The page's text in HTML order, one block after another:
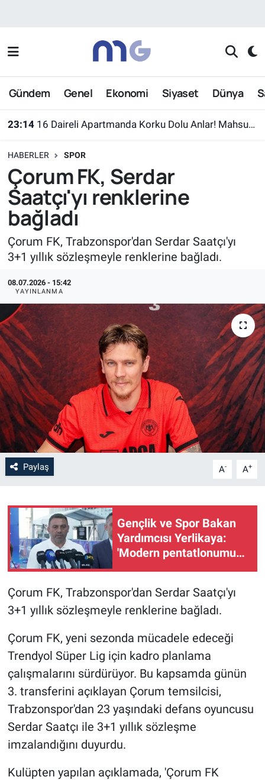
Gündem Genel Ekonomi Siyaset Dünya
23:14 16 Daireli Apartmanda Korku Dolu Anlar! Mahsur Kalanlar Kurtarıldı
HABERLER SPOR
Çorum FK, Serdar
Saatçı'yı renklerine
bağladı
Çorum FK, Trabzonspor'dan Serdar Saatçı'yı
3+1 yıllık sözleşmeyle renklerine bağladı.
08.07.2026 - 15:42
YAYINLANMA
Paylaş A- A+
Gençlik ve Spor Bakan
Yardımcısı Yerlikaya:
'Modern pentatlonumuz
Çorum FK, Trabzonspor'dan Serdar Saatçı'yı
3+1 yıllık sözleşmeyle renklerine bağladı.
Çorum FK, yeni sezonda mücadele edeceği
Trendyol Süper Lig için kadro planlama
çalışmalarını sürdürüyor. Bu kapsamda günün
3. transferini açıklayan Çorum temsilcisi,
Trabzonspor'dan 23 yaşındaki defans oyuncusu
Serdar Saatçı ile 3+1 yıllık sözleşme
imzalandığını duyurdu.
Kulüpten yapılan açıklamada, 'Çorum FK
Nöbetçi Eczaneler
Hava Durumu
Süper Lig Puan Durumu ve Fikstür
Tüm Manşetler
Son Dakika Haberleri
Haber Arşivi